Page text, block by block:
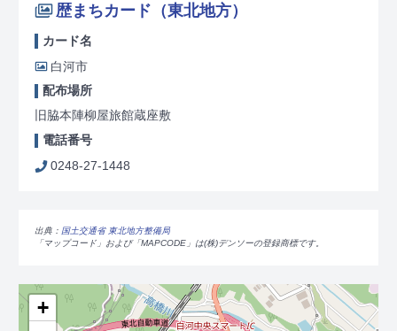
歴まちカード（東北地方）
カード名
白河市
配布場所
旧脇本陣柳屋旅館蔵座敷
電話番号
0248-27-1448
出典： 国土交通省 東北地方整備局
「マップコード」および「MAPCODE」は(株)デンソーの登録商標です。
+